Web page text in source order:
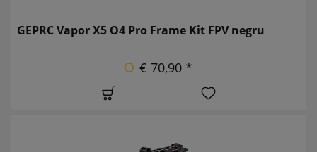
GEPRC Vapor X5 O4 Pro Frame Kit FPV negru
€ 70,90 *